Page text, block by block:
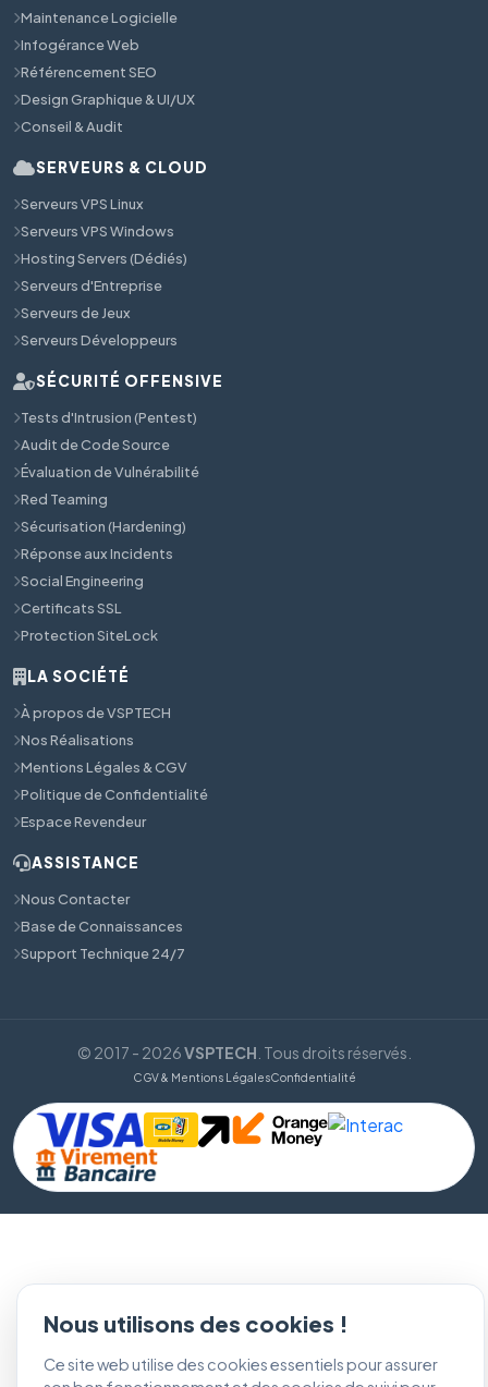
Maintenance Logicielle
Infogérance Web
Référencement SEO
Design Graphique & UI/UX
Conseil & Audit
SERVEURS & CLOUD
Serveurs VPS Linux
Serveurs VPS Windows
Hosting Servers (Dédiés)
Serveurs d'Entreprise
Serveurs de Jeux
Serveurs Développeurs
SÉCURITÉ OFFENSIVE
Tests d'Intrusion (Pentest)
Audit de Code Source
Évaluation de Vulnérabilité
Red Teaming
Sécurisation (Hardening)
Réponse aux Incidents
Social Engineering
Certificats SSL
Protection SiteLock
LA SOCIÉTÉ
À propos de VSPTECH
Nos Réalisations
Mentions Légales & CGV
Politique de Confidentialité
Espace Revendeur
ASSISTANCE
Nous Contacter
Base de Connaissances
Support Technique 24/7
© 2017 - 2026VSPTECH . Tous droits réservés.
CGV & Mentions LégalesConfidentialité
Nous utilisons des cookies !
Ce site web utilise des cookies essentiels pour assurer